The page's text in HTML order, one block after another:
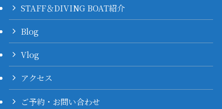
STAFF＆DIVING BOAT紹介
Blog
Vlog
アクセス
ご予約・お問い合わせ